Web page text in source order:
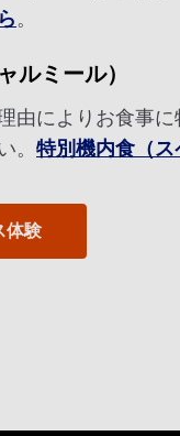
。
ルミール）
由によりお食事
。 特別機内食（
体験